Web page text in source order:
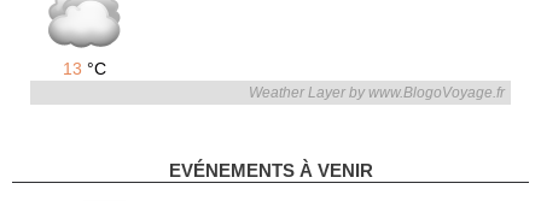
13 °C
Weather Layer by www.BlogoVoyage.fr
EVÉNEMENTS À VENIR